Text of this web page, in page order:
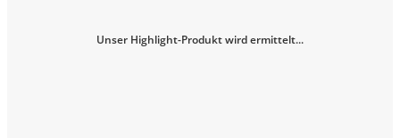
Unser Highlight-Produkt wird ermittelt...